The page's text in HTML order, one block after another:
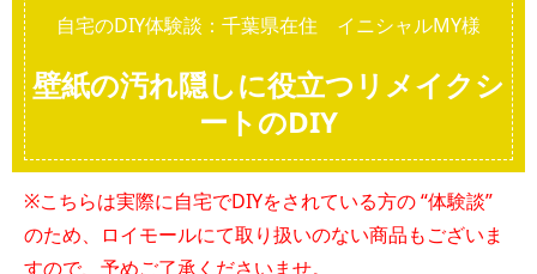
自宅のDIY体験談：千葉県在住 イニシャルMY様
壁紙の汚れ隠しに役立つリメイクシ
ートのDIY
※こちらは実際に自宅でDIYをされている方の “体験談”
のため、ロイモールにて取り扱いのない商品もございま
すので、予めご了承くださいませ。